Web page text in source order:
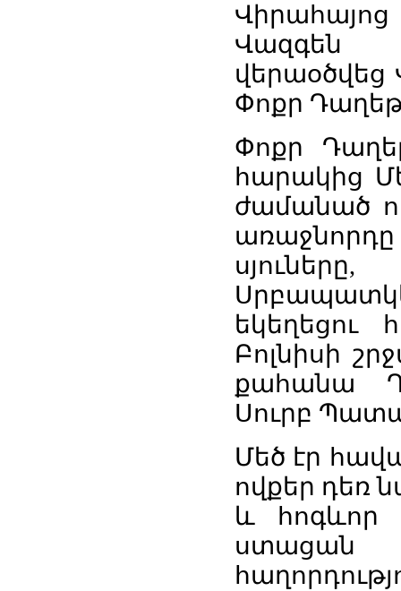
Վազգեն
վերաօծվեց
Փոքր
Փոքր
հարակից
ժամանած
եկեղեցու
Բոլնիսի
քահանա
Սուրբ
Մեծ էր
ովքեր դեռ
և հոգևոր